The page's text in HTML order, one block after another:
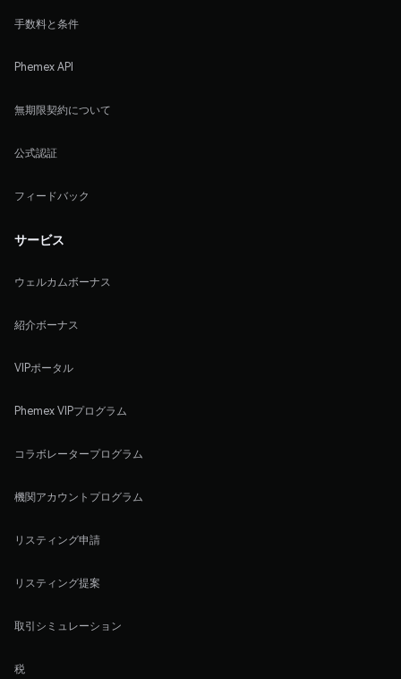
手数料と条件
Phemex API
無期限契約について
公式認証
フィードバック
サービス
ウェルカムボーナス
紹介ボーナス
VIPポータル
Phemex VIPプログラム
コラボレータープログラム
機関アカウントプログラム
リスティング申請
リスティング提案
取引シミュレーション
税